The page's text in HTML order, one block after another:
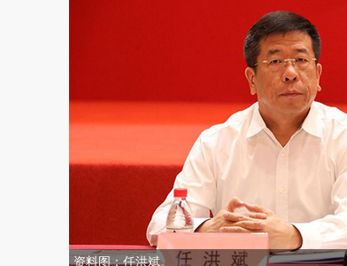
资料图：任洪斌。